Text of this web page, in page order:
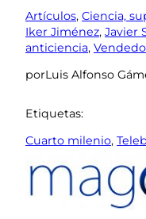
Artículos, Ciencia,
Iker Jiménez, Javier
anticiencia,
porLuis Alfonso
Etiquetas:
Cuarto milenio,